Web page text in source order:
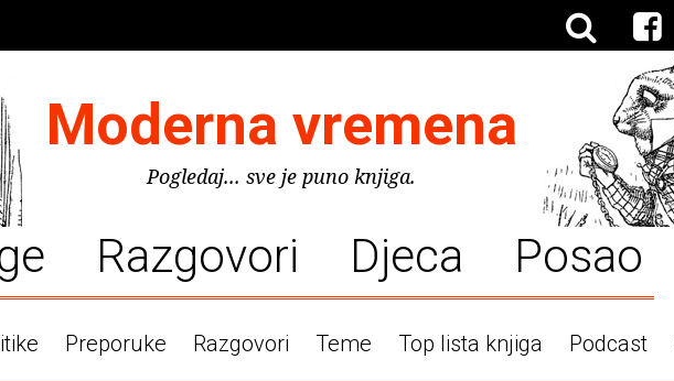
Moderna vremena
Pogledaj... sve je puno knjiga.
Razgovori Djeca Posao
Preporuke Razgovori Teme Top lista knjiga Podcast